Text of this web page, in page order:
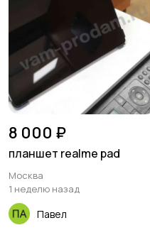
8 000 ₽
планшет realme pad
Москва
1 неделю назад
Павел